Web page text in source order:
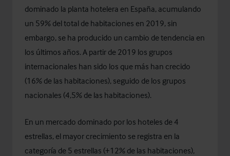
dominado la planta hotelera en España, acumulando
un 59% del total de habitaciones en 2019, sin
embargo, se ha producido un cambio de tendencia en
los últimos años. A partir de 2019 los grupos
internacionales han sido los que más han crecido
(16% de las habitaciones), seguido de los grupos
nacionales (4,5% de las habitaciones).
En un mercado dominado por los hoteles de 4
estrellas, el mayor crecimiento se registra en la
categoría de 5 estrellas (+12% de las habitaciones),